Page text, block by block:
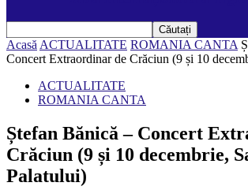
Acasă ACTUALITATE ROMANIA CANTA
Concert Extraordinar de Crăciun (9 și 10
ACTUALITATE
ROMANIA CANTA
Ștefan Bănică – Concert
Crăciun (9 și 10 decembrie,
Palatului)